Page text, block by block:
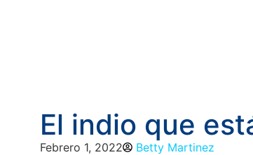
El indio que
Febrero 1, 2022
Betty Martinez